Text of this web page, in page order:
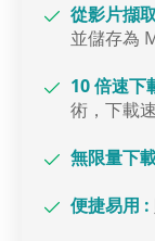
從影片擷
並儲存為
10 倍速下
術，下載
無限量下
便捷易用 :